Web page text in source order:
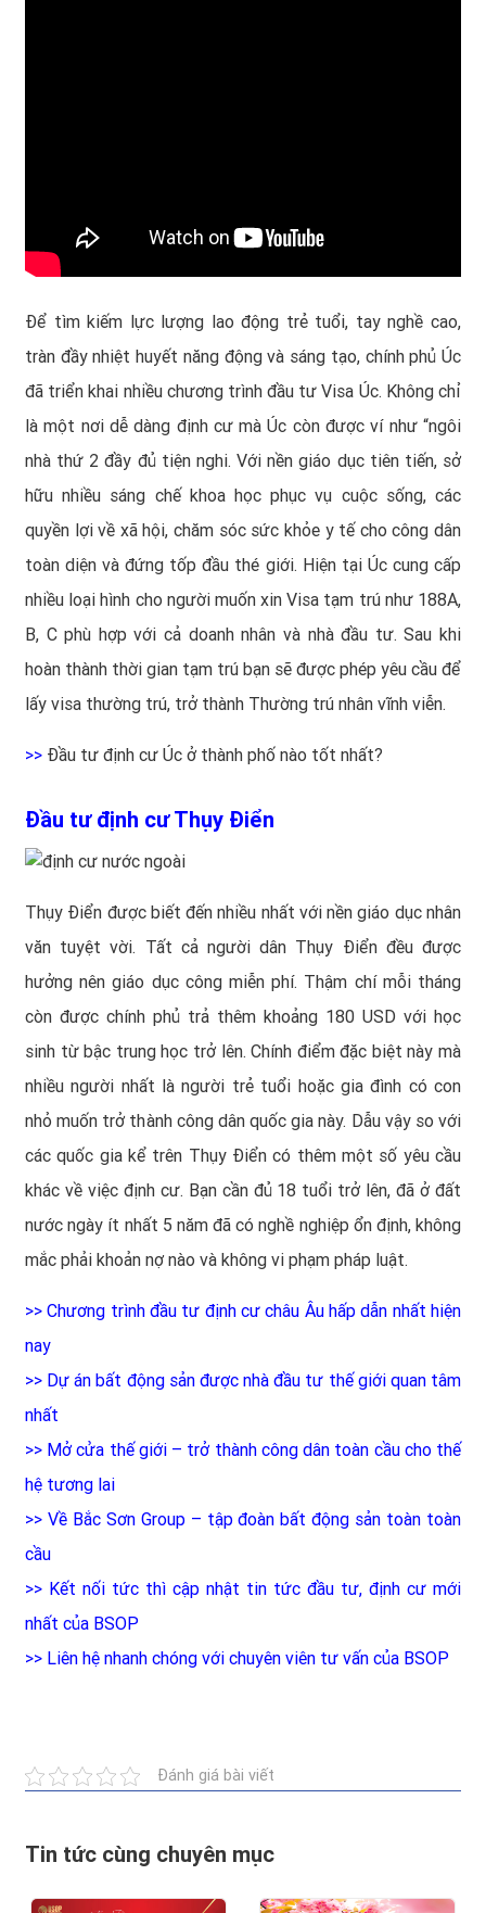
Để tìm kiếm lực lượng lao động trẻ tuổi, tay nghề cao,
tràn đầy nhiệt huyết năng động và sáng tạo, chính phủ Úc
đã triển khai nhiều chương trình đầu tư Visa Úc. Không chỉ
là một nơi dễ dàng định cư mà Úc còn được ví như “ngôi
nhà thứ 2 đầy đủ tiện nghi. Với nền giáo dục tiên tiến, sở
hữu nhiều sáng chế khoa học phục vụ cuộc sống, các
quyền lợi về xã hội, chăm sóc sức khỏe y tế cho công dân
toàn diện và đứng tốp đầu thé giới. Hiện tại Úc cung cấp
nhiều loại hình cho người muốn xin Visa tạm trú như 188A,
B, C phù hợp với cả doanh nhân và nhà đầu tư. Sau khi
hoàn thành thời gian tạm trú bạn sẽ được phép yêu cầu để
lấy visa thường trú, trở thành Thường trú nhân vĩnh viễn.
>> Đầu tư định cư Úc ở thành phố nào tốt nhất?
Đầu tư định cư Thụy Điển
Thụy Điển được biết đến nhiều nhất với nền giáo dục nhân
văn tuyệt vời. Tất cả người dân Thụy Điển đều được
hưởng nên giáo dục công miễn phí. Thậm chí mỗi tháng
còn được chính phủ trả thêm khoảng 180 USD với học
sinh từ bậc trung học trở lên. Chính điểm đặc biệt này mà
nhiều người nhất là người trẻ tuổi hoặc gia đình có con
nhỏ muốn trở thành công dân quốc gia này. Dẫu vậy so với
các quốc gia kể trên Thụy Điển có thêm một số yêu cầu
khác về việc định cư. Bạn cần đủ 18 tuổi trở lên, đã ở đất
nước ngày ít nhất 5 năm đã có nghề nghiệp ổn định, không
mắc phải khoản nợ nào và không vi phạm pháp luật.
>>Chương trình đầu tư định cư châu Âu hấp dẫn nhất hiện
nay
>> Dự án bất động sản được nhà đầu tư thế giới quan tâm
nhất
>> Mở cửa thế giới – trở thành công dân toàn cầu cho thế
hệ tương lai
>> Về Bắc Sơn Group – tập đoàn bất động sản toàn toàn
cầu
>> Kết nối tức thì cập nhật tin tức đầu tư, định cư mới
nhất của BSOP
>> Liên hệ nhanh chóng với chuyên viên tư vấn của BSOP
Đánh giá bài viết
Tin tức cùng chuyên mục